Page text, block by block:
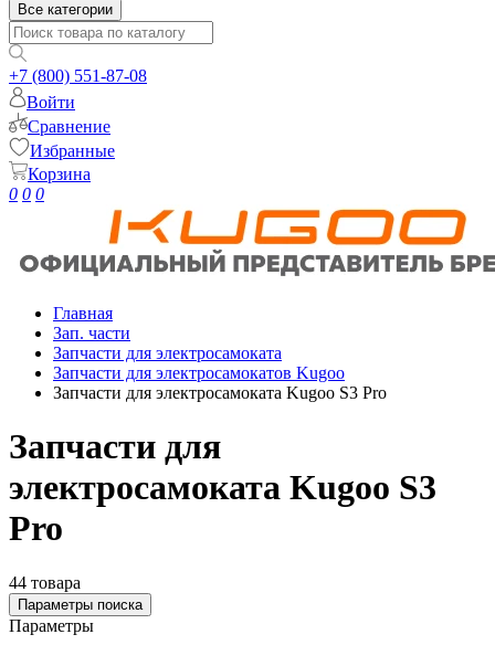
Все категории
+7 (800) 551-87-08
Войти
Сравнение
Избранные
Корзина
0 0 0
Главная
Зап. части
Запчасти для электросамоката
Запчасти для электросамокатов Kugoo
Запчасти для электросамоката Kugoo S3 Pro
Запчасти для
электросамоката Kugoo S3
Pro
44 товара
Параметры поиска
Параметры